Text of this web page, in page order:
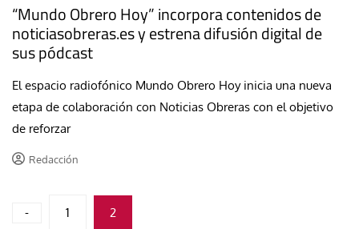
“Mundo Obrero Hoy” incorpora contenidos de
noticiasobreras.es y estrena difusión digital de
sus pódcast
El espacio radiofónico Mundo Obrero Hoy inicia una nueva
etapa de colaboración con Noticias Obreras con el objetivo
de reforzar
Redacción
Paginación
- 1 2